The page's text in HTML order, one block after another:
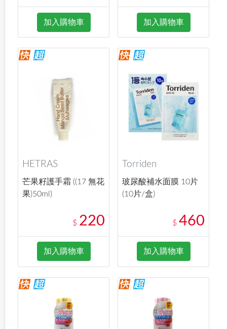
加入購物車 加入購物車
HETRAS
芒果籽護手霜 ((17 無花
果)50ml)
$ 220
加入購物車
Torriden
玻尿酸補水面膜 10片
(10片/盒)
$ 460
加入購物車